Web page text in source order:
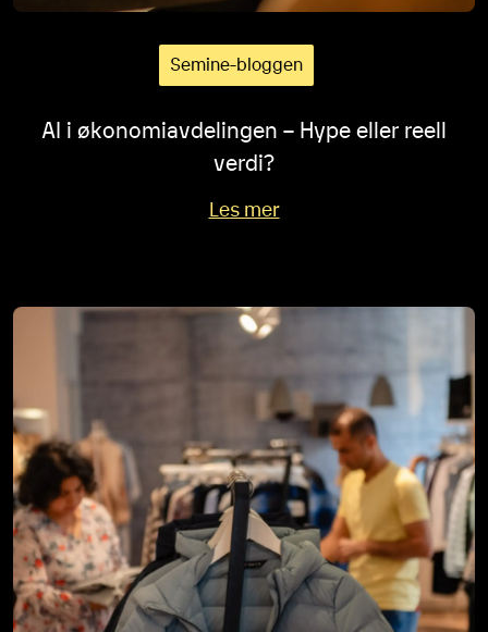
Semine-bloggen
AI i økonomiavdelingen – Hype eller reell
verdi?
Les mer